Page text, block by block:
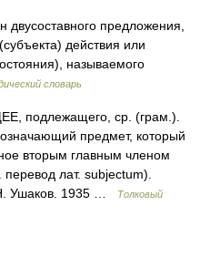
двусоставного предложения,
действия или
называемого
словарь
подлежащего, ср. (грам.).
предмет, который
вторым главным членом
лат. subjectum).
Ушаков. 1935 …
Толковый